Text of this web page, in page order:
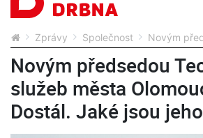
Zprávy Společnost Novým
Novým předsedou
služeb města
Dostál. Jaké jsou